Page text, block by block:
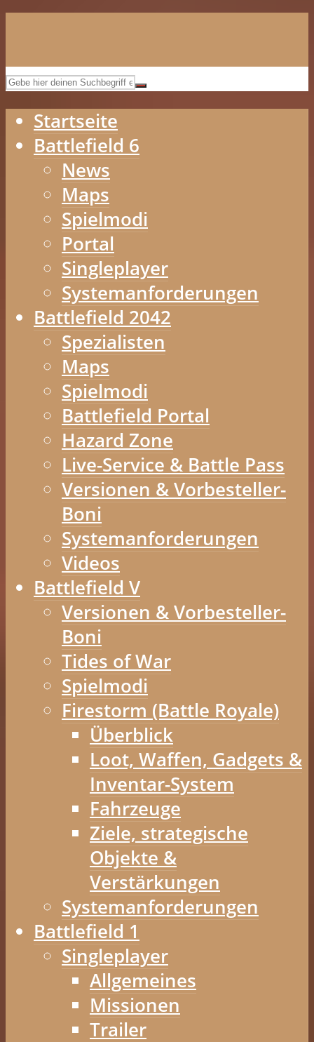
Startseite
Battlefield 6
News
Maps
Spielmodi
Portal
Singleplayer
Systemanforderungen
Battlefield 2042
Spezialisten
Maps
Spielmodi
Battlefield Portal
Hazard Zone
Live-Service & Battle Pass
Versionen & Vorbesteller-
Boni
Systemanforderungen
Videos
Battlefield V
Versionen & Vorbesteller-
Boni
Tides of War
Spielmodi
Firestorm (Battle Royale)
Überblick
Loot, Waffen, Gadgets &
Inventar-System
Fahrzeuge
Ziele, strategische
Objekte &
Verstärkungen
Systemanforderungen
Battlefield 1
Singleplayer
Allgemeines
Missionen
Trailer